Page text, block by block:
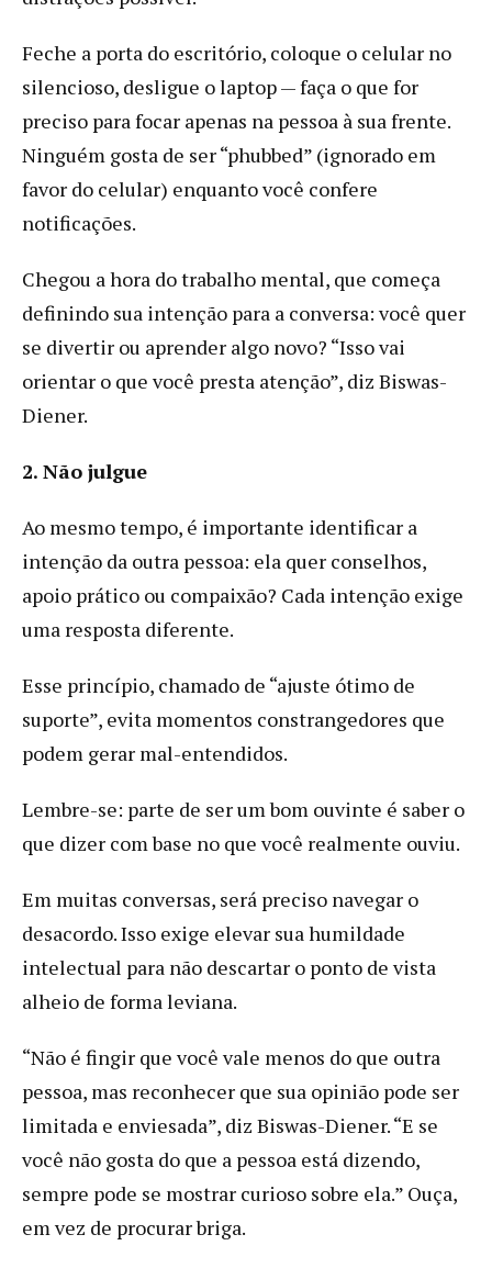
Feche a porta do escritório, coloque o celular no
silencioso, desligue o laptop — faça o que for
preciso para focar apenas na pessoa à sua frente.
Ninguém gosta de ser “phubbed” (ignorado em
favor do celular) enquanto você confere
notificações.
Chegou a hora do trabalho mental, que começa
definindo sua intenção para a conversa: você quer
se divertir ou aprender algo novo? “Isso vai
orientar o que você presta atenção”, diz Biswas-
Diener.
2. Não julgue
Ao mesmo tempo, é importante identificar a
intenção da outra pessoa: ela quer conselhos,
apoio prático ou compaixão? Cada intenção exige
uma resposta diferente.
Esse princípio, chamado de “ajuste ótimo de
suporte”, evita momentos constrangedores que
podem gerar mal-entendidos.
Lembre-se: parte de ser um bom ouvinte é saber o
que dizer com base no que você realmente ouviu.
Em muitas conversas, será preciso navegar o
desacordo. Isso exige elevar sua humildade
intelectual para não descartar o ponto de vista
alheio de forma leviana.
“Não é fingir que você vale menos do que outra
pessoa, mas reconhecer que sua opinião pode ser
limitada e enviesada”, diz Biswas-Diener. “E se
você não gosta do que a pessoa está dizendo,
sempre pode se mostrar curioso sobre ela.” Ouça,
em vez de procurar briga.